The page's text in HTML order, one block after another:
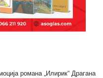
романа „Илирик“ Драгана